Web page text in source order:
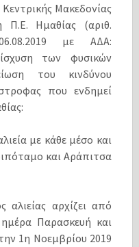
Μακεδονίας
Π.Ε. Ημαθίας (αριθ.
06.08.2019 με ΑΔΑ:
των φυσικών
του κινδύνου
που ενδημεί
με κάθε μέσο και
και Αράπιτσα
αλιείας αρχίζει από
Παρασκευή και
1η Νοεμβρίου 2019